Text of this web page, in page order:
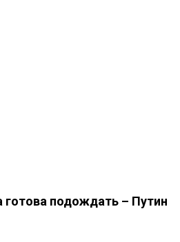
готова подождать – Путин